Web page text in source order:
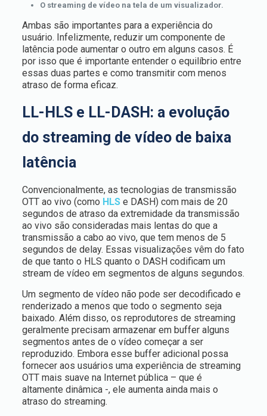
O streaming de vídeo na tela de um visualizador.
Ambas são importantes para a experiência do
usuário. Infelizmente, reduzir um componente de
latência pode aumentar o outro em alguns casos. É
por isso que é importante entender o equilíbrio entre
essas duas partes e como transmitir com menos
atraso de forma eficaz.
LL-HLS e LL-DASH: a evolução
do streaming de vídeo de baixa
latência
Convencionalmente, as tecnologias de transmissão
OTT ao vivo (como HLSe DASH) com mais de 20
segundos de atraso da extremidade da transmissão
ao vivo são consideradas mais lentas do que a
transmissão a cabo ao vivo, que tem menos de 5
segundos de delay. Essas visualizações vêm do fato
de que tanto o HLS quanto o DASH codificam um
stream de vídeo em segmentos de alguns segundos.
Um segmento de vídeo não pode ser decodificado e
renderizado a menos que todo o segmento seja
baixado. Além disso, os reprodutores de streaming
geralmente precisam armazenar em buffer alguns
segmentos antes de o vídeo começar a ser
reproduzido. Embora esse buffer adicional possa
fornecer aos usuários uma experiência de streaming
OTT mais suave na Internet pública – que é
altamente dinâmica -, ele aumenta ainda mais o
atraso do streaming.